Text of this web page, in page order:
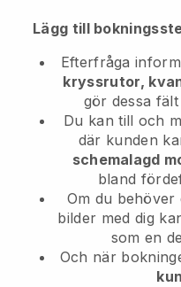
Lägg till
Efterfråga
kryssrutor,
gör dessa fält
Du kan till och
där kunden
schemalagd
bland
Om du behöver
bilder med dig
som en
Och när